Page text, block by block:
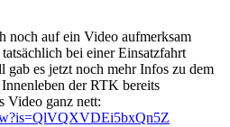
noch auf ein Video aufmerksam
bei einer Einsatzfahrt
gab es jetzt noch mehr Infos zu dem
der RTK bereits
Video ganz nett: